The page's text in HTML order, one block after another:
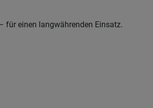
für einen langwährenden Einsatz.